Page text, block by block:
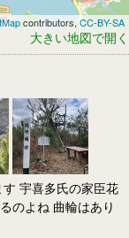
contributors,CC-BY-SA
大きい地図で開く
宇喜多氏の家臣花
のよね 曲輪はあり